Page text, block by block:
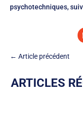
psychotechniques,
← Article précédent
ARTICLES